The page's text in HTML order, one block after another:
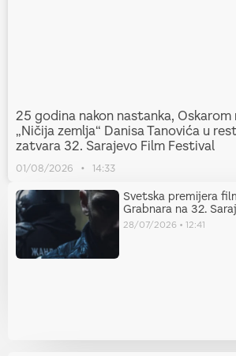
25 godina nakon nastanka, Oskarom
„Ničija zemlja“ Danisa Tanovića u
zatvara 32. Sarajevo Film Festival
01/08/2026 14:33
Svetska premijera
Grabnara na 32.
28/07/2026 12:41